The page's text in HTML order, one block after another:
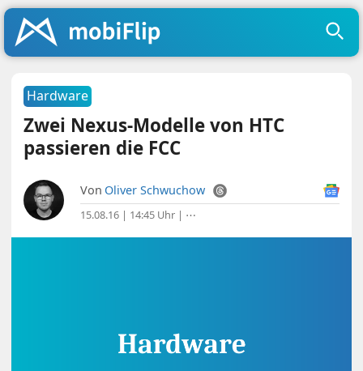
Hardware
Zwei Nexus-Modelle von HTC
passieren die FCC
Von Oliver Schwuchow
15.08.16 | 14:45 Uhr | ⋯